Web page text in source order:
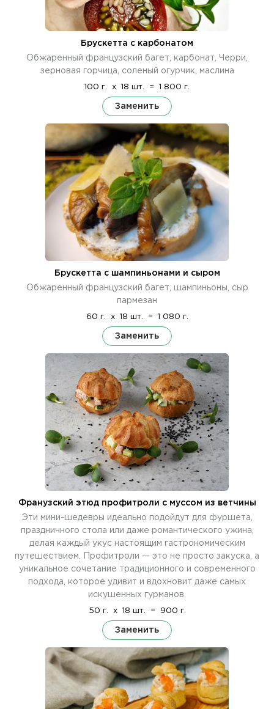
Брускетта с карбонатом
Обжаренный французский багет, карбонат, Черри,
зерновая горчица, соленый огурчик, маслина
100 г. x 18 шт. = 1 800 г.
Заменить
Брускетта с шампиньонами и сыром
Обжаренный французский багет, шампиньоны, сыр
пармезан
60 г. x 18 шт. = 1 080 г.
Заменить
Франузский этюд профитроли с муссом из ветчины
Эти мини-шедевры идеально подойдут для фуршета,
праздничного стола или даже романтического ужина,
делая каждый укус настоящим гастрономическим
путешествием. Профитроли — это не просто закуска, а
уникальное сочетание традиционного и современного
подхода, которое удивит и вдохновит даже самых
искушенных гурманов.
50 г. x 18 шт. = 900 г.
Заменить